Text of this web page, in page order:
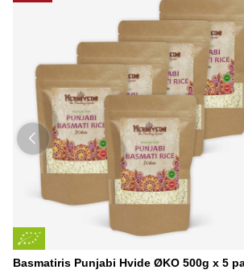
Basmatiris Punjabi Hvide ØKO 500g x 5